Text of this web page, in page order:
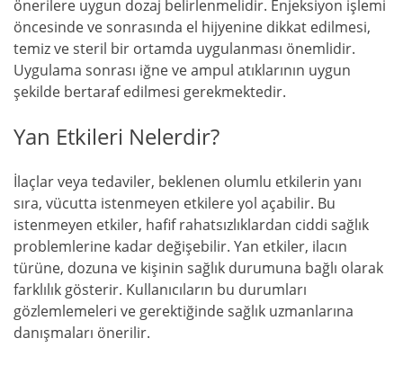
önerilere uygun dozaj belirlenmelidir. Enjeksiyon işlemi
öncesinde ve sonrasında el hijyenine dikkat edilmesi,
temiz ve steril bir ortamda uygulanması önemlidir.
Uygulama sonrası iğne ve ampul atıklarının uygun
şekilde bertaraf edilmesi gerekmektedir.
Yan Etkileri Nelerdir?
İlaçlar veya tedaviler, beklenen olumlu etkilerin yanı
sıra, vücutta istenmeyen etkilere yol açabilir. Bu
istenmeyen etkiler, hafif rahatsızlıklardan ciddi sağlık
problemlerine kadar değişebilir. Yan etkiler, ilacın
türüne, dozuna ve kişinin sağlık durumuna bağlı olarak
farklılık gösterir. Kullanıcıların bu durumları
gözlemlemeleri ve gerektiğinde sağlık uzmanlarına
danışmaları önerilir.